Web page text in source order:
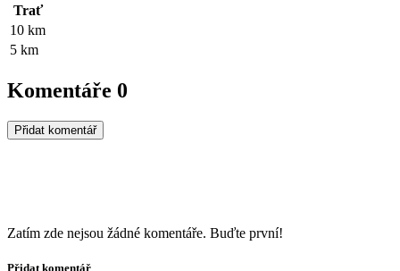
Trať
10 km
5 km
Komentáře 0
Přidat komentář
Zatím zde nejsou žádné komentáře. Buďte první!
Přidat komentář